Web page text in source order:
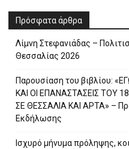
Πρόσφατα άρθρα
Λίμνη Στεφανιάδας –
Θεσσαλίας 2026
Παρουσίαση του βιβλίου:
ΚΑΙ ΟΙ ΕΠΑΝΑΣΤΑΣΕΙΣ ΤΟΥ
ΣΕ ΘΕΣΣΑΛΙΑ ΚΑΙ ΑΡΤΑ» –
Εκδήλωσης
Ισχυρό μήνυμα πρόληψης,